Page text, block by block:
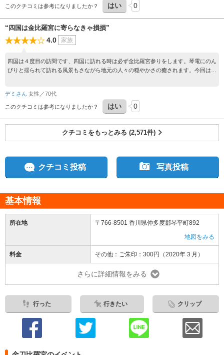
このクチコミは参考になりましたか？ はい 0
“四国は金比羅宮に寄らなきゃ損損”
4.0 家族
四国は４度目の訪問です、四国に訪れる時は必ず金比羅宮参りをします。琴電にのん
びりと揺られて訪れる風景もさながら地元の人々の穏やかさの癒されます。今回は生
デミさん 女性／70代
このクチコミは参考になりましたか？ はい 0
クチコミをもっとみる (2,571件)
クチコミ投稿 写真投稿
基本情報
所在地
〒766-8501 香川県仲多度郡琴平町892
地図をみる
料金 その他：ご朱印：300円（2020年３月）
さらに詳細情報をみる
行った 行きたい クリップ